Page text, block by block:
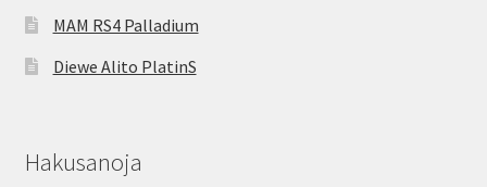
MAM RS4 Palladium
Diewe Alito PlatinS
Hakusanoja